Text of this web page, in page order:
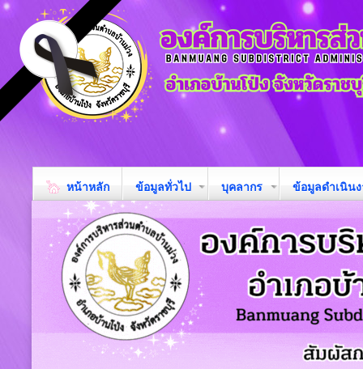
หน้าหลัก ข้อมูลทั่วไป บุคลากร ข้อมูลดำเนิน